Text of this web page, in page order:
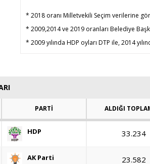
* 2018 oranı Milletvekili Seçim verilerine
* 2009,2014 ve 2019 oranları Belediye
* 2009 yılında HDP oyları DTP ile, 2014
PARTİ ALDIĞI
HDP 33.234
AK Parti 23.582